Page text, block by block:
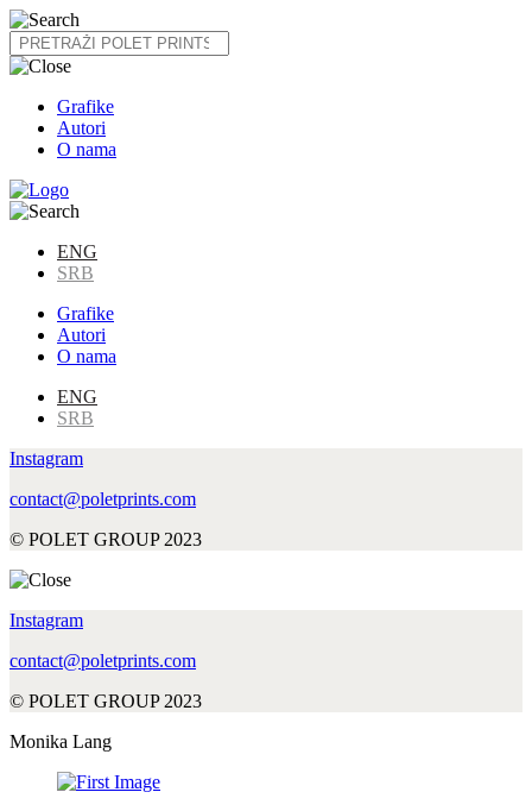
Skip
to
content
Grafike
Autori
O nama
ENG
SRB
Grafike
Autori
O nama
ENG
SRB
Instagram
contact@poletprints.com
© POLET GROUP 2023
Instagram
contact@poletprints.com
© POLET GROUP 2023
Monika Lang